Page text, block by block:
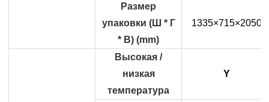
Размер
упаковки (Ш * Г
* В) (mm)
1335×715×2050
Высокая /
низкая
температура
Y